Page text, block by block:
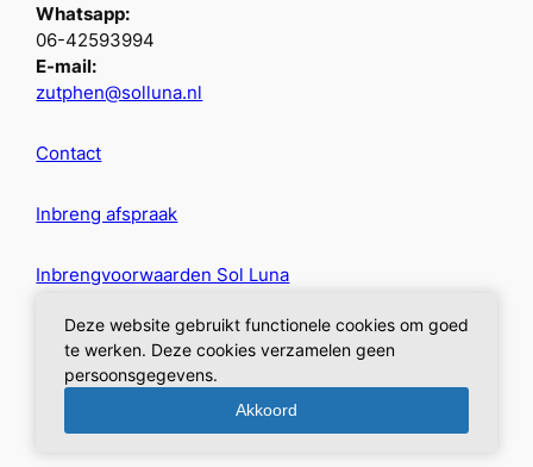
Whatsapp:
06-42593994
E-mail:
zutphen@solluna.nl
Contact
Inbreng afspraak
Inbrengvoorwaarden Sol Luna
Privacybeleid
Deze website gebruikt functionele cookies om goed
te werken. Deze cookies verzamelen geen
persoonsgegevens.
Akkoord